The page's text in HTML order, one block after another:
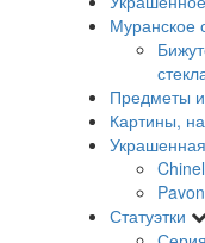
Муранское
Предметы
Картины,
Статуэтки